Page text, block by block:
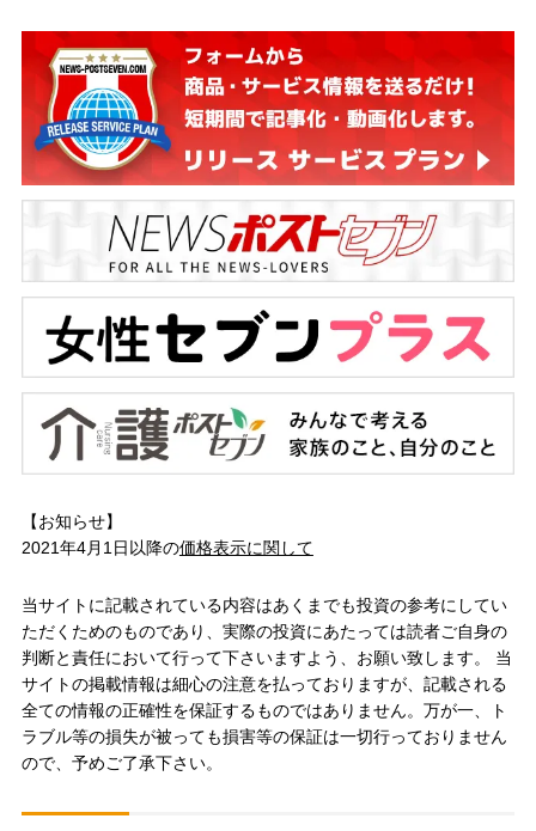
【お知らせ】
2021年4月1日以降の価格表示に関して
当サイトに記載されている内容はあくまでも投資の参考にしてい
ただくためのものであり、実際の投資にあたっては読者ご自身の
判断と責任において行って下さいますよう、お願い致します。 当
サイトの掲載情報は細心の注意を払っておりますが、記載される
全ての情報の正確性を保証するものではありません。万が一、ト
ラブル等の損失が被っても損害等の保証は一切行っておりません
ので、予めご了承下さい。